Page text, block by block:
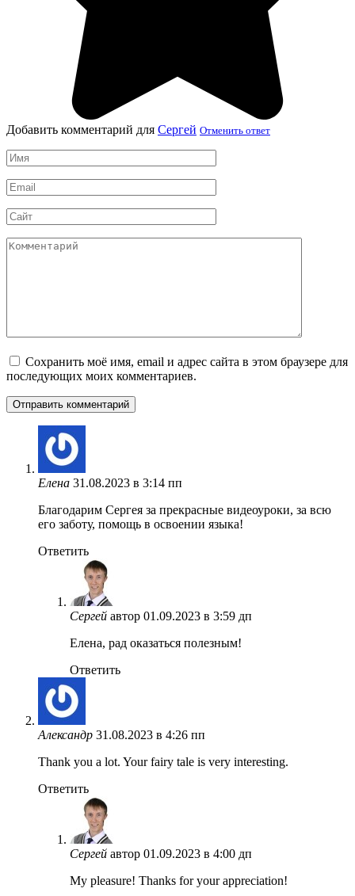
Добавить комментарий для Сергей Отменить ответ
Имя
*
Email
*
Сайт
Комментарий
Сохранить моё имя, email и адрес сайта в этом браузере для
последующих моих комментариев.
Елена 31.08.2023 в 3:14 пп
Благодарим Сергея за прекрасные видеоуроки, за всю
его заботу, помощь в освоении языка!
Ответить
Сергей автор 01.09.2023 в 3:59 дп
Елена, рад оказаться полезным!
Ответить
Александр 31.08.2023 в 4:26 пп
Thank you a lot. Your fairy tale is very interesting.
Ответить
Сергей автор 01.09.2023 в 4:00 дп
My pleasure! Thanks for your appreciation!